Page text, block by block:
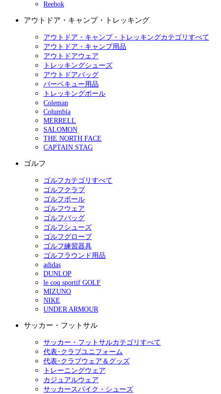
Reebok
アウトドア・キャンプ・トレッキング
アウトドア・キャンプ・トレッキングカテゴリすべて
アウトドア・キャンプ用品
アウトドアウェア
トレッキングシューズ
アウトドアバッグ
バーベキュー用品
トレッキングポール
Coleman
Columbia
MERRELL
SALOMON
THE NORTH FACE
CAPTAIN STAG
ゴルフ
ゴルフカテゴリすべて
ゴルフクラブ
ゴルフボール
ゴルフウェア
ゴルフバッグ
ゴルフシューズ
ゴルフグローブ
ゴルフ練習器具
ゴルフラウンド用品
adidas
DUNLOP
le coq sportif GOLF
MIZUNO
NIKE
UNDER ARMOUR
サッカー・フットサル
サッカー・フットサルカテゴリすべて
代表･クラブユニフォーム
代表･クラブウェア＆グッズ
トレーニングウェア
カジュアルウェア
サッカースパイク・シューズ